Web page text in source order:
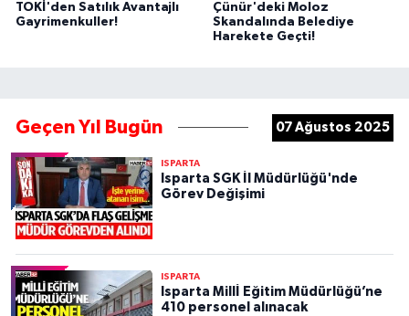
TOKİ'den Satılık Avantajlı
Gayrimenkuller!
Çünür'deki Moloz
Skandalında Belediye
Harekete Geçti!
Geçen Yıl Bugün 07 Ağustos 2025
ISPARTA
Isparta SGK İl Müdürlüğü'nde
Görev Değişimi
ISPARTA
Isparta Millİ Eğitim Müdürlüğü’ne
410 personel alınacak